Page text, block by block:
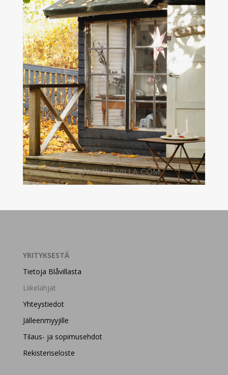
YRITYKSESTÄ
Tietoja Blåvillasta
Liikelahjat
Yhteystiedot
Jälleenmyyjille
Tilaus- ja sopimusehdot
Rekisteriseloste